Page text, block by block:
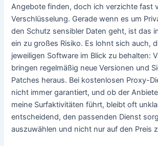
Angebote finden, doch ich verzichte fast
Verschlüsselung. Gerade wenn es um
den Schutz sensibler Daten geht, ist das
ein zu großes Risiko. Es lohnt sich auch,
jeweiligen Software im Blick zu behalten:
bringen regelmäßig neue Versionen und
Patches heraus. Bei kostenlosen Proxy-
nicht immer garantiert, und ob der
meine Surfaktivitäten führt, bleibt oft
entscheidend, den passenden Dienst
auszuwählen und nicht nur auf den Preis